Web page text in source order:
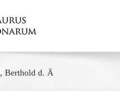
Berthold d. Ä